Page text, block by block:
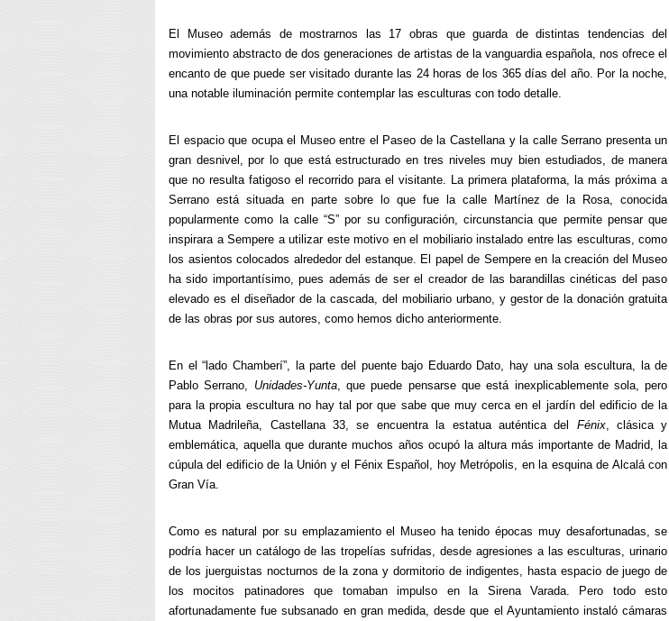
El Museo además de mostrarnos las 17 obras que guarda de distintas tendencias del
movimiento abstracto de dos generaciones de artistas de la vanguardia española, nos ofrece el
encanto de que puede ser visitado durante las 24 horas de los 365 días del año. Por la noche,
una notable iluminación permite contemplar las esculturas con todo detalle.
El espacio que ocupa el Museo entre el Paseo de la Castellana y la calle Serrano presenta un
gran desnivel, por lo que está estructurado en tres niveles muy bien estudiados, de manera
que no resulta fatigoso el recorrido para el visitante. La primera plataforma, la más próxima a
Serrano está situada en parte sobre lo que fue la calle Martínez de la Rosa, conocida
popularmente como la calle “S” por su configuración, circunstancia que permite pensar que
inspirara a Sempere a utilizar este motivo en el mobiliario instalado entre las esculturas, como
los asientos colocados alrededor del estanque. El papel de Sempere en la creación del Museo
ha sido importantísimo, pues además de ser el creador de las barandillas cinéticas del paso
elevado es el diseñador de la cascada, del mobiliario urbano, y gestor de la donación gratuita
de las obras por sus autores, como hemos dicho anteriormente.
En el “lado Chamberí”, la parte del puente bajo Eduardo Dato, hay una sola escultura, la de
Pablo Serrano, Unidades-Yunta, que puede pensarse que está inexplicablemente sola, pero
para la propia escultura no hay tal por que sabe que muy cerca en el jardín del edificio de la
Mutua Madrileña, Castellana 33, se encuentra la estatua auténtica del Fénix, clásica y
emblemática, aquella que durante muchos años ocupó la altura más importante de Madrid, la
cúpula del edificio de la Unión y el Fénix Español, hoy Metrópolis, en la esquina de Alcalá con
Gran Vía.
Como es natural por su emplazamiento el Museo ha tenido épocas muy desafortunadas, se
podría hacer un catálogo de las tropelías sufridas, desde agresiones a las esculturas, urinario
de los juerguistas nocturnos de la zona y dormitorio de indigentes, hasta espacio de juego de
los mocitos patinadores que tomaban impulso en la Sirena Varada. Pero todo esto
afortunadamente fue subsanado en gran medida, desde que el Ayuntamiento instaló cámaras